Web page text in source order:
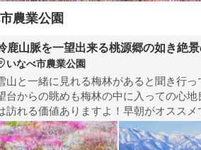
農業公園
鹿山脈を一望出来る桃源郷の如き絶
いなべ市農業公園
山と一緒に見れる梅林があると聞き行
台からの眺めも梅林の中に入っての心
訪れる価値ありますよ！早朝がオスス